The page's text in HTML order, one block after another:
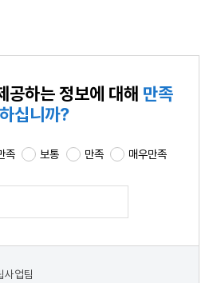
공하는정보에 대해 만족
하십니까?
족 보통 만족 매우만족
사업팀